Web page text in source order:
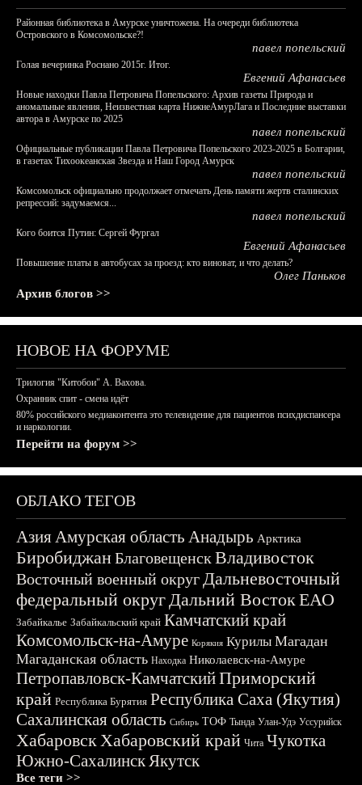
Районная библиотека в Амурске уничтожена. На очереди библиотека
Островского в Комсомольске?!
павел попельский
Голая вечеринка Роснано 2015г. Итог.
Евгений Афанасьев
Новые находки Павла Петровича Попельского: Архив газеты Природа и
аномальные явления, Неизвестная карта НижнеАмурЛага и Последние выставки
автора в Амурске по 2025
павел попельский
Официальные публикации Павла Петровича Попельского 2023-2025 в Болгарии,
в газетах Тихоокеанская Звезда и Наш Город Амурск
павел попельский
Комсомольск официально продолжает отмечать День памяти жертв сталинских
репрессий: задумаемся...
павел попельский
Кого боится Путин: Сергей Фургал
Евгений Афанасьев
Повышение платы в автобусах за проезд: кто виноват, и что делать?
Олег Паньков
Архив блогов >>
НОВОЕ НА ФОРУМЕ
Трилогия "Китобои" А. Вахова.
Охранник спит - смена идёт
80% российского медиаконтента это телевидение для пациентов психдиспансера
и наркологии.
Перейти на форум >>
ОБЛАКО ТЕГОВ
АзияАмурская область Анадырь Арктика
БиробиджанБлаговещенскВладивосток
Восточный военный округДальневосточный
федеральный округДальний ВостокЕАО
Забайкалье Забайкальский край Камчатский край
Комсомольск-на-Амуре Корякия Курилы Магадан
Магаданская область Находка Николаевск-на-Амуре
Петропавловск-КамчатскийПриморский
край Республика Бурятия Республика Саха (Якутия)
Сахалинская область Сибирь ТОФ Тында Улан-Удэ Уссурийск
ХабаровскХабаровский край Чита Чукотка
Южно-СахалинскЯкутск
Все теги >>